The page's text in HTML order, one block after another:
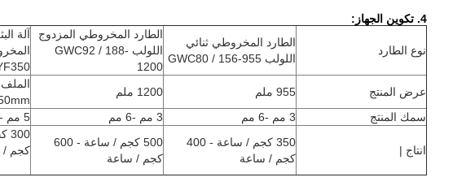
4. تكوين الجهاز:
نوع الطارد
الطارد المخروطي ثنائي
اللولب GWC80 / 156-955
الطارد المخروطي المزدوج
اللولب GWC92 / 188-
1200
آلة
عرض المنتج
955 ملم 1200 ملم
سمك المنتج
3 مم -6 مم 3 مم -6 مم 5 مم -20 مم
انتاج |
350 كجم / ساعة - 400
كجم / ساعة
500 كجم / ساعة - 600
كجم / ساعة
كجم /